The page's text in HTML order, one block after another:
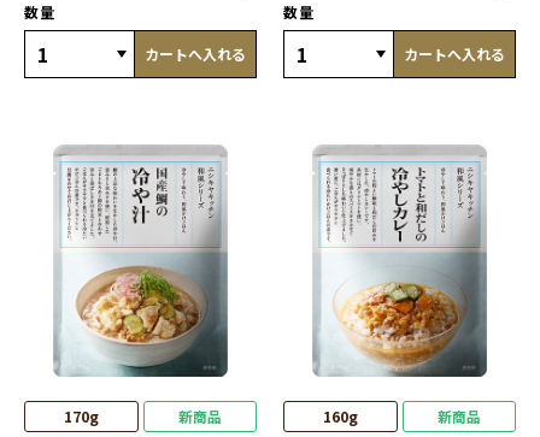
数量
カートへ入れる
数量
カートへ入れる
170g
新商品
160g
新商品